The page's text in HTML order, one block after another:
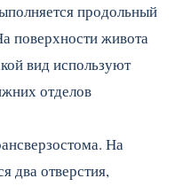
продольный
поверхности живота
вид используют
отделов
На
два отверстия,